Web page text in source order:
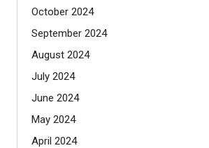
October 2024
September 2024
August 2024
July 2024
June 2024
May 2024
April 2024